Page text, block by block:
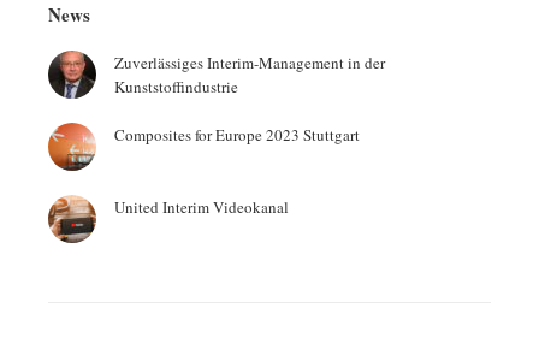
News
Zuverlässiges Interim-Management in der
Kunststoffindustrie
Composites for Europe 2023 Stuttgart
United Interim Videokanal